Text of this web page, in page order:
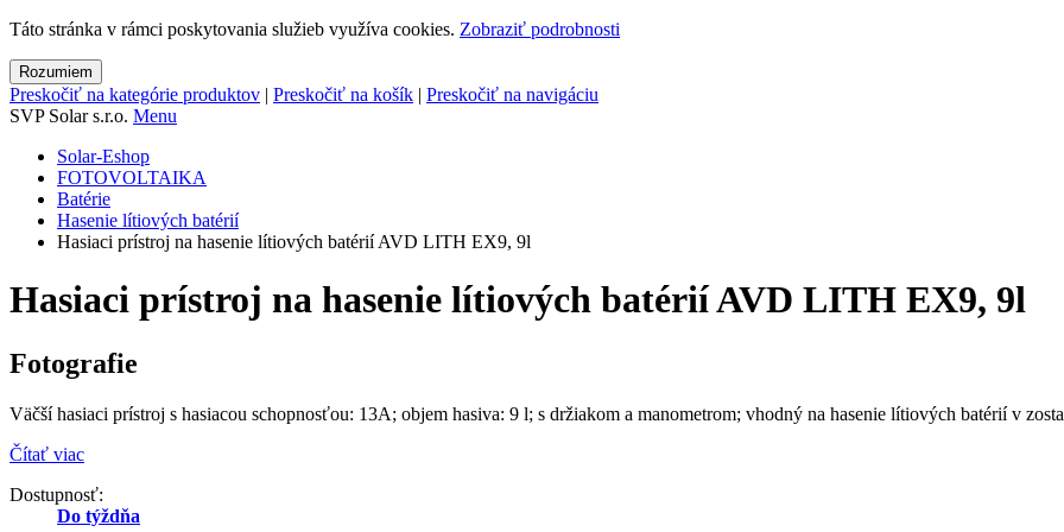
Táto stránka v rámci poskytovania služieb využíva cookies. Zobraziť podrobnosti
Rozumiem
Preskočiť na kategórie produktov | Preskočiť na košík | Preskočiť na navigáciu
SVP Solar s.r.o. Menu
Solar-Eshop
FOTOVOLTAIKA
Batérie
Hasenie lítiových batérií
Hasiaci prístroj na hasenie lítiových batérií AVD LITH EX9, 9l
Hasiaci prístroj na hasenie lítiových batérií AVD LITH EX9, 9l
Fotografie
Väčší hasiaci prístroj s hasiacou schopnosťou: 13A; objem hasiva: 9 l; s držiakom a manometrom; vhodný na hasenie lítiových batérií v
Čítať viac
Dostupnosť:
Do týždňa